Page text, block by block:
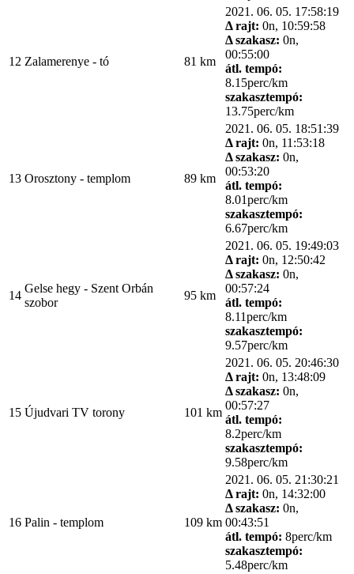
12 Zalamerenye - tó 81 km
2021. 06. 05. 17:58:19
Δ rajt: 0n, 10:59:58
Δ szakasz: 0n,
00:55:00
átl. tempó:
8.15perc/km
szakasztempó:
13.75perc/km
13 Orosztony - templom 89 km
2021. 06. 05. 18:51:39
Δ rajt: 0n, 11:53:18
Δ szakasz: 0n,
00:53:20
átl. tempó:
8.01perc/km
szakasztempó:
6.67perc/km
14
Gelse hegy - Szent Orbán
szobor
95 km
2021. 06. 05. 19:49:03
Δ rajt: 0n, 12:50:42
Δ szakasz: 0n,
00:57:24
átl. tempó:
8.11perc/km
szakasztempó:
9.57perc/km
15 Újudvari TV torony 101 km
2021. 06. 05. 20:46:30
Δ rajt: 0n, 13:48:09
Δ szakasz: 0n,
00:57:27
átl. tempó:
8.2perc/km
szakasztempó:
9.58perc/km
16 Palin - templom 109 km
2021. 06. 05. 21:30:21
Δ rajt: 0n, 14:32:00
Δ szakasz: 0n,
00:43:51
átl. tempó: 8perc/km
szakasztempó:
5.48perc/km